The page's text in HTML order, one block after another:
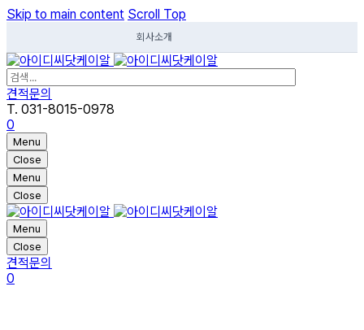
Skip to main content Scroll Top
회사소개
견적문의
T. 031-8015-0978
0
Menu
Close
Menu
Close
Menu
Close
견적문의
0